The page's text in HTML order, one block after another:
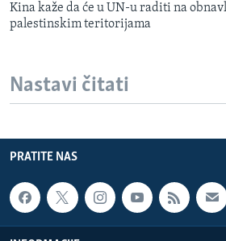
Kina kaže da će u UN-u raditi na
palestinskim teritorijama
Nastavi čitati
PRATITE NAS